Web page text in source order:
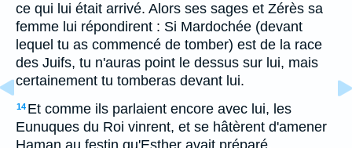
ce qui lui était arrivé. Alors ses sages et Zérès sa
femme lui répondirent : Si Mardochée (devant
lequel tu as commencé de tomber) est de la race
des Juifs, tu n'auras point le dessus sur lui, mais
certainement tu tomberas devant lui.
14 Et comme ils parlaient encore avec lui, les
Eunuques du Roi vinrent, et se hâtèrent d'amener
Haman au festin qu'Esther avait préparé.